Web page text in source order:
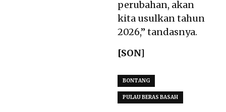
perubahan, akan
kita usulkan tahun
2026,” tandasnya.
[SON]
BONTANG
PULAU BERAS BASAH